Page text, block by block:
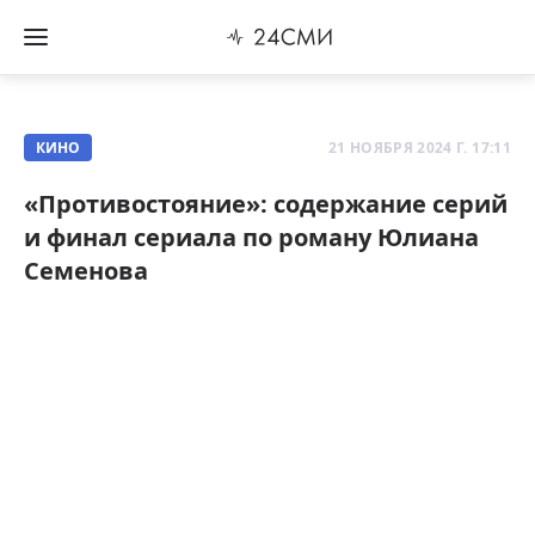
КИНО 21 НОЯБРЯ 2024 Г. 17:11
«Противостояние»: содержание серий
и финал сериала по роману Юлиана
Семенова